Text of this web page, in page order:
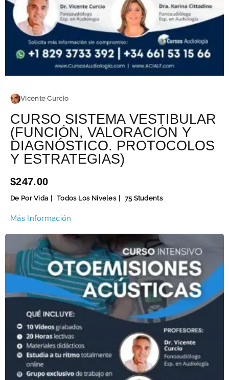
Vicente Curcio
CURSO SISTEMA VESTIBULAR
(FUNCIÓN, VALORACIÓN Y
DIAGNÓSTICO. PROTOCOLOS
Y ESTRATEGIAS)
$247.00
De Por Vida Todos Los Niveles 75 Students
Más Información